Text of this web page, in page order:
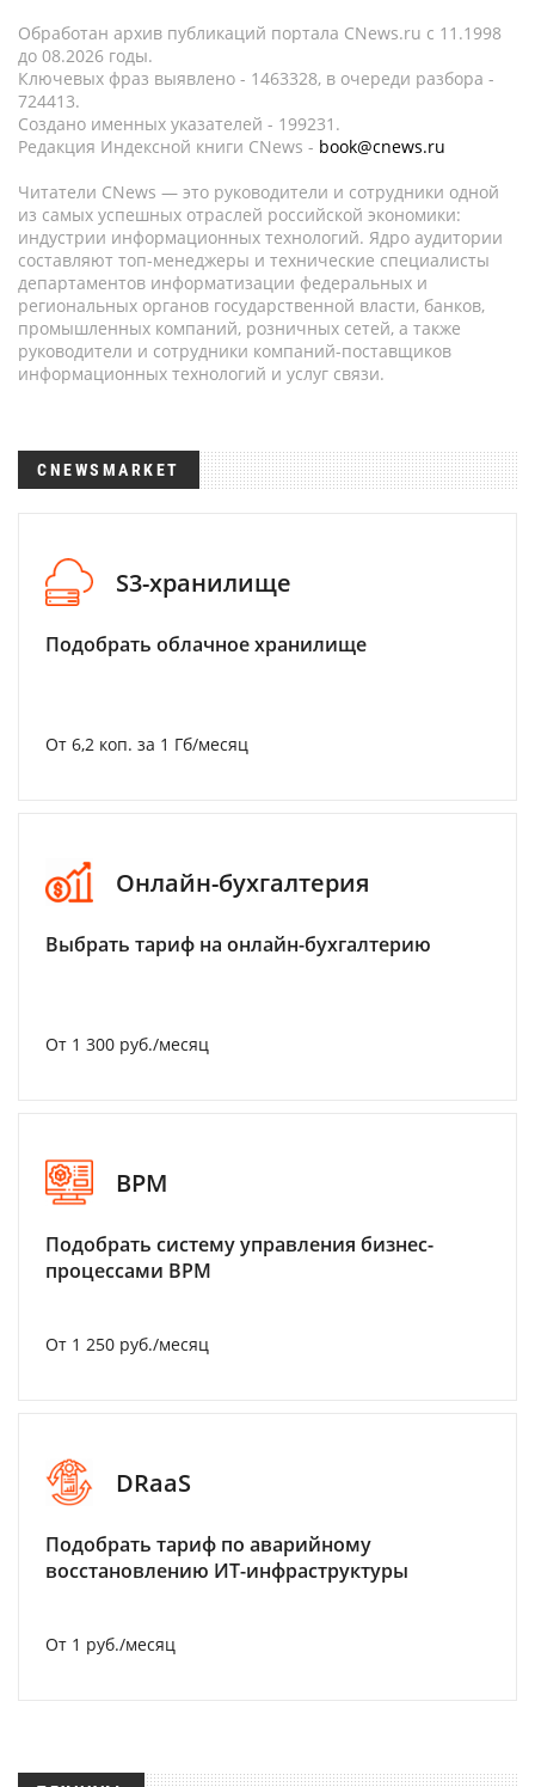
Обработан архив публикаций портала CNews.ru c 11.1998
до 08.2026 годы.
Ключевых фраз выявлено - 1463328, в очереди разбора -
724413.
Создано именных указателей - 199231.
Редакция Индексной книги CNews - book@cnews.ru
Читатели CNews — это руководители и сотрудники одной
из самых успешных отраслей российской экономики:
индустрии информационных технологий. Ядро аудитории
составляют топ-менеджеры и технические специалисты
департаментов информатизации федеральных и
региональных органов государственной власти, банков,
промышленных компаний, розничных сетей, а также
руководители и сотрудники компаний-поставщиков
информационных технологий и услуг связи.
CNEWSMARKET
S3-хранилище
Подобрать облачное хранилище
От 6,2 коп. за 1 Гб/месяц
Онлайн-бухгалтерия
Выбрать тариф на онлайн-бухгалтерию
От 1 300 руб./месяц
BPM
Подобрать систему управления бизнес-
процессами BPM
От 1 250 руб./месяц
DRaaS
Подобрать тариф по аварийному
восстановлению ИТ-инфраструктуры
От 1 руб./месяц